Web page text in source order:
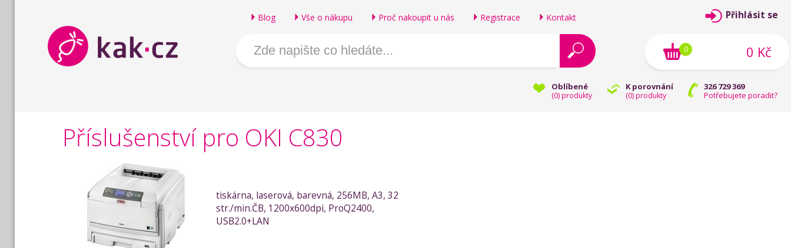
Blog Vše o nákupu Proč nakoupit u nás Registrace Kontakt
Oblíbené
(0) produkty
K porovnání
(0) produkty
326 729 369
Potřebujete poradit?
Přihlásit se
0 Kč
0
Příslušenství pro OKI C830
tiskárna, laserová, barevná, 256MB, A3, 32
str./min.ČB, 1200x600dpi, ProQ2400,
USB2.0+LAN